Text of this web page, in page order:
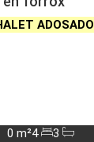
ADOSADO
0 m²4
3